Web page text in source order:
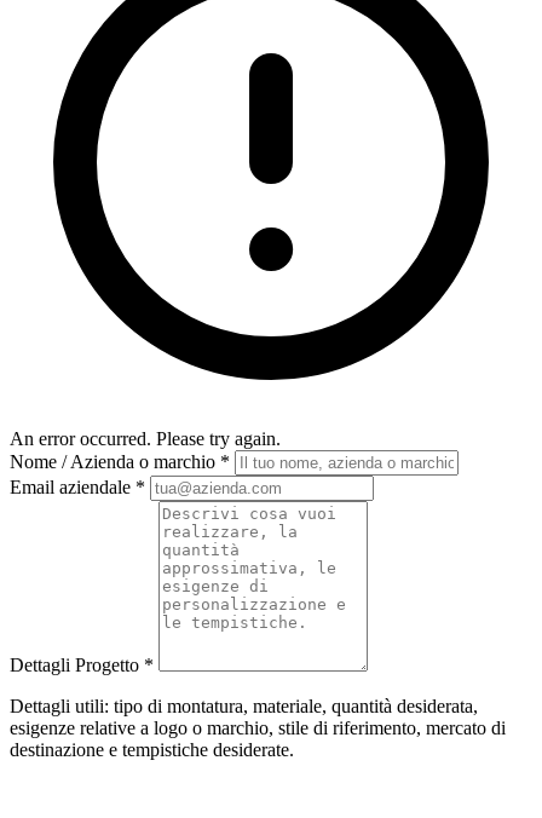
An error occurred. Please try again.
Nome / Azienda o marchio *
Email aziendale *
Dettagli Progetto *
Dettagli utili: tipo di montatura, materiale, quantità desiderata,
esigenze relative a logo o marchio, stile di riferimento, mercato di
destinazione e tempistiche desiderate.